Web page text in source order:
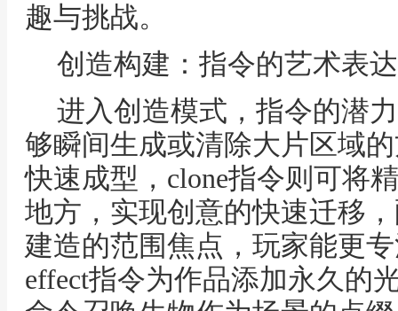
趣与挑战。
创造构建：指令的艺术表达
进入创造模式，指令的潜
够瞬间生成或清除大片区域
快速成型，clone指令则可将
地方，实现创意的快速迁移
建造的范围焦点，玩家能更
effect指令为作品添加永久的